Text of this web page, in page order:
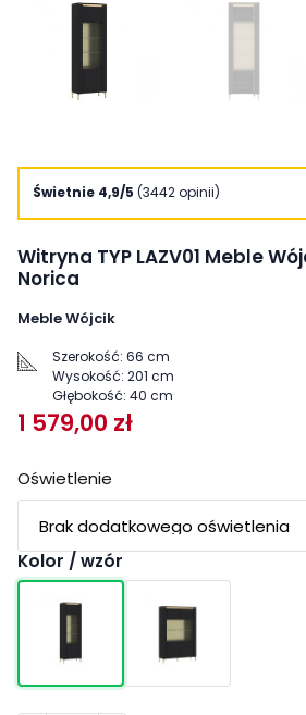
Świetnie 4,9/5 (3442 opinii)
Witryna TYP LAZV01 Meble
Norica
Meble Wójcik
Szerokość: 66 cm
Wysokość: 201 cm
Głębokość: 40 cm
1 579,00 zł
Oświetlenie
Kolor / wzór